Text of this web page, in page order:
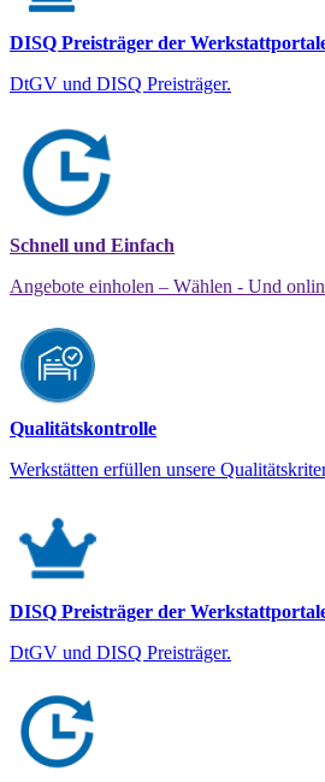
DISQ Preisträger der
DtGV und DISQ Preisträger.
Schnell und Einfach
Angebote einholen – Wählen - Und
Qualitätskontrolle
Werkstätten erfüllen unsere
DISQ Preisträger der
DtGV und DISQ Preisträger.